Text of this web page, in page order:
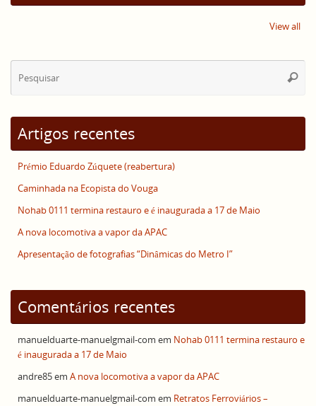
View all
Artigos recentes
Prémio Eduardo Zúquete (reabertura)
Caminhada na Ecopista do Vouga
Nohab 0111 termina restauro e é inaugurada a 17 de Maio
A nova locomotiva a vapor da APAC
Apresentação de fotografias “Dinâmicas do Metro I”
Comentários recentes
manuelduarte-manuelgmail-com em Nohab 0111 termina restauro e
é inaugurada a 17 de Maio
andre85em A nova locomotiva a vapor da APAC
manuelduarte-manuelgmail-com em Retratos Ferroviários –